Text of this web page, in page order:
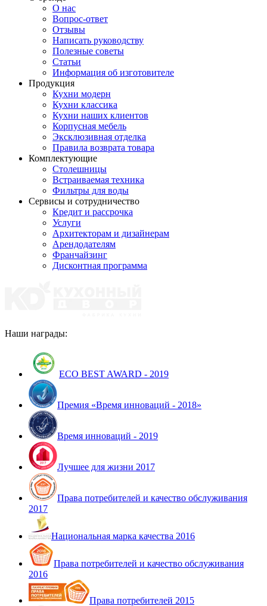
О нас
Вопрос-ответ
Отзывы
Написать руководству
Полезные советы
Статьи
Информация об изготовителе
Продукция
Кухни модерн
Кухни классика
Кухни наших клиентов
Корпусная мебель
Эксклюзивная отделка
Правила возврата товара
Комплектующие
Столешницы
Встраиваемая техника
Фильтры для воды
Сервисы и сотрудничество
Кредит и рассрочка
Услуги
Архитекторам и дизайнерам
Арендодателям
Франчайзинг
Дисконтная программа
Наши награды:
ECO BEST AWARD - 2019
Премия «Время инноваций - 2018»
Время инноваций - 2019
Лучшее для жизни 2017
Права потребителей и качество обслуживания
2017
Национальная марка качества 2016
Права потребителей и качество обслуживания
2016
Права потребителей 2015